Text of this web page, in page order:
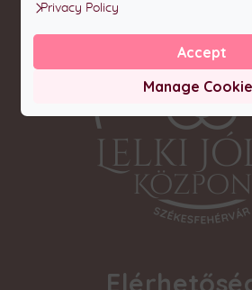
Privacy Policy
Manage
Accept